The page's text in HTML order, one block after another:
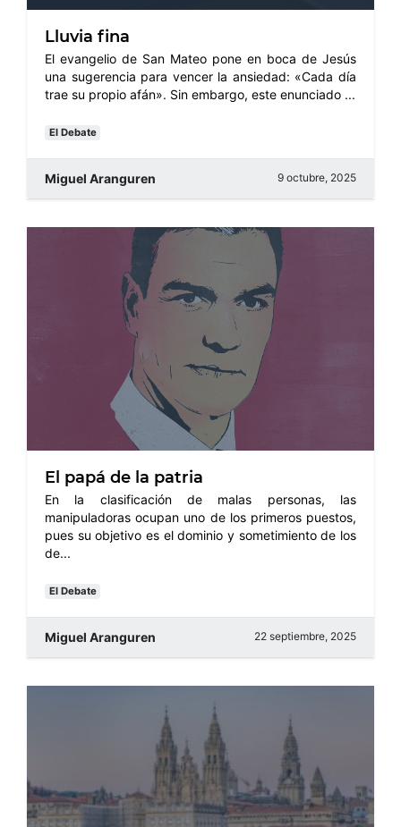
Lluvia fina
El evangelio de San Mateo pone en boca de Jesús
una sugerencia para vencer la ansiedad: «Cada día
trae su propio afán». Sin embargo, este enunciado ...
El Debate
Miguel Aranguren 9 octubre, 2025
El papá de la patria
En la clasificación de malas personas, las
manipuladoras ocupan uno de los primeros puestos,
pues su objetivo es el dominio y sometimiento de los
de...
El Debate
Miguel Aranguren 22 septiembre, 2025